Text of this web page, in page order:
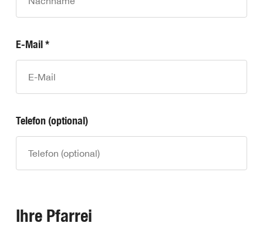
E-Mail *
Telefon (optional)
Ihre Pfarrei